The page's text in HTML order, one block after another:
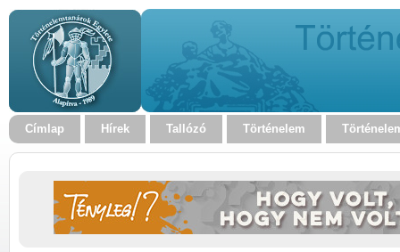
Címlap Hírek Tallózó Történelem